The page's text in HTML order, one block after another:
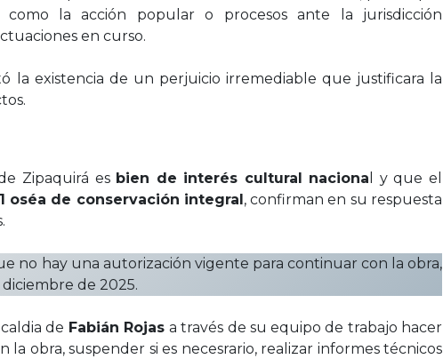
como la acción popular o procesos ante la jurisdicción
en curso.
la existencia de un perjuicio irremediable que justificara la
Zipaquirá es bien de interés cultural naciona l y que el
oséa de conservación integral , confirman en su respuesta
no hay una autorización vigente para continuar con la obra,
diciembre de 2025.
de Fabián Rojasa través de su equipo de trabajo hacer
la obra, suspender si es necesrario, realizar informes técnicos